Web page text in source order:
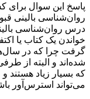
پاسخ این سوال برای
روان‌شناسی بالینی
خواندن یک کتاب یا
گرفت چرا که در
شده‌اند و البته از
که بسیار زیاد هستند
می‌تواند استرس‌آور